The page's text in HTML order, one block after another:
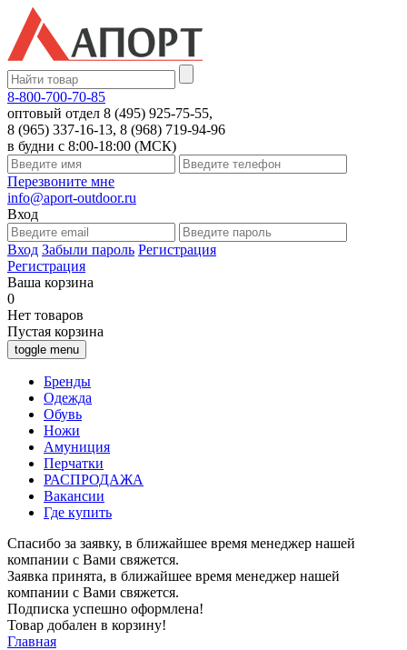
8-800-700-70-85
оптовый отдел 8 (495) 925-75-55,
8 (965) 337-16-13, 8 (968) 719-94-96
в будни с 8:00-18:00 (МСК)
Перезвоните мне
info@aport-outdoor.ru
Вход
Вход Забыли пароль Регистрация
Регистрация
Ваша корзина
0
Нет товаров
Пустая корзина
toggle menu
Бренды
Одежда
Обувь
Ножи
Амуниция
Перчатки
РАСПРОДАЖА
Вакансии
Где купить
Спасибо за заявку, в ближайшее время менеджер нашей
компании с Вами свяжется.
Заявка принята, в ближайшее время менеджер нашей
компании с Вами свяжется.
Подписка успешно оформлена!
Товар добален в корзину!
Главная